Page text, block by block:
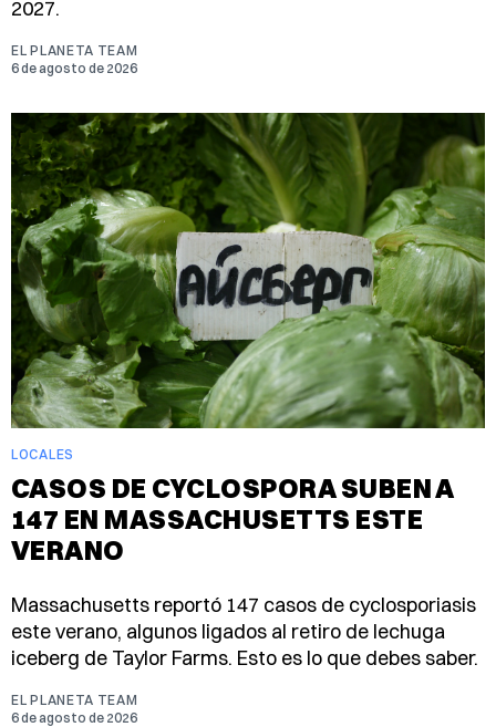
2027.
EL PLANETA TEAM
6 de agosto de 2026
LOCALES
CASOS DE CYCLOSPORA SUBEN A
147 EN MASSACHUSETTS ESTE
VERANO
Massachusetts reportó 147 casos de cyclosporiasis
este verano, algunos ligados al retiro de lechuga
iceberg de Taylor Farms. Esto es lo que debes saber.
EL PLANETA TEAM
6 de agosto de 2026